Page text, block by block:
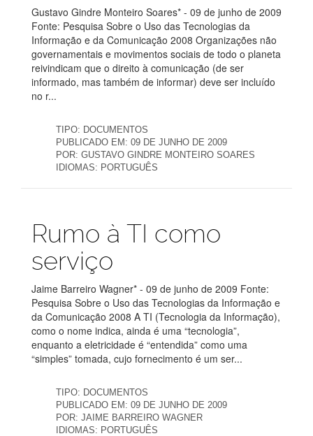
Gustavo Gindre Monteiro Soares* - 09 de junho de 2009
Fonte: Pesquisa Sobre o Uso das Tecnologias da
Informação e da Comunicação 2008 Organizações não
governamentais e movimentos sociais de todo o planeta
reivindicam que o direito à comunicação (de ser
informado, mas também de informar) deve ser incluído
no r...
TIPO: DOCUMENTOS
PUBLICADO EM: 09 DE JUNHO DE 2009
POR: GUSTAVO GINDRE MONTEIRO SOARES
IDIOMAS: PORTUGUÊS
Publicações
Rumo à TI como
serviço
Jaime Barreiro Wagner* - 09 de junho de 2009 Fonte:
Pesquisa Sobre o Uso das Tecnologias da Informação e
da Comunicação 2008 A TI (Tecnologia da Informação),
como o nome indica, ainda é uma “tecnologia”,
enquanto a eletricidade é “entendida” como uma
“simples” tomada, cujo fornecimento é um ser...
TIPO: DOCUMENTOS
PUBLICADO EM: 09 DE JUNHO DE 2009
POR: JAIME BARREIRO WAGNER
IDIOMAS: PORTUGUÊS